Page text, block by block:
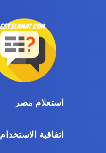
استعلام مصر
اتفاقية الاستخدام